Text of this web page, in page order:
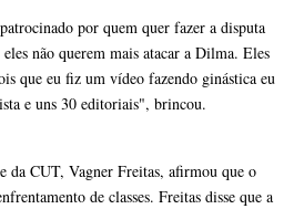
por quem quer fazer a disputa
não querem mais atacar a Dilma. Eles
que eu fiz um vídeo fazendo ginástica eu
e uns 30 editoriais", brincou.
da CUT, Vagner Freitas, afirmou que o
de classes. Freitas disse que a